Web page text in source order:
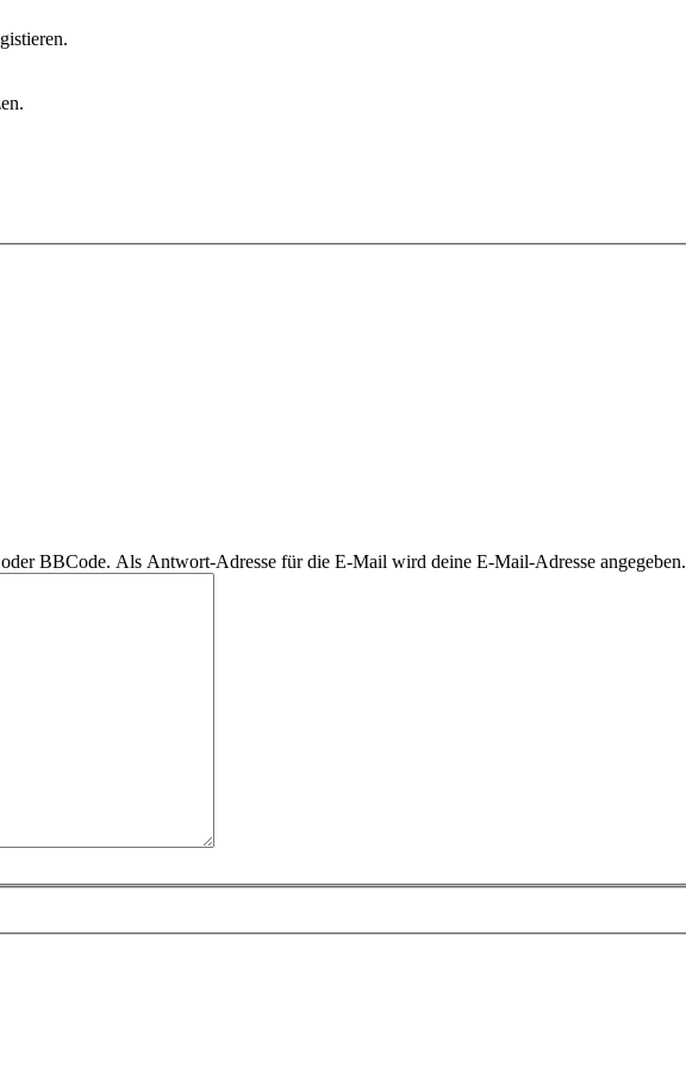
BBCode. Als Antwort-Adresse für die E-Mail wird deine E-Mail-Adresse angegeben.